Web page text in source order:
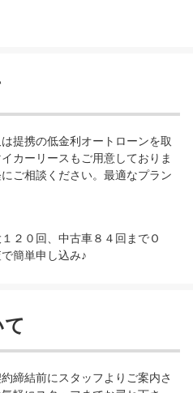
提携の低金利オートローンを取
カーリースもご用意しておりま
ご相談ください。最適なプラン
２０回、中古車８４回までＯ
簡単申し込み♪
締結前にスタッフよりご案内さ